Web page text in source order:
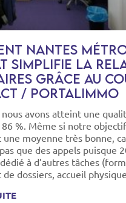
Nantes
simplifie la
grâce au
/ PortalImmo
nous avons atteint une
%. Même si notre
une moyenne très bonne,
que des appels puisque
à d’autres tâches
dossiers, accueil